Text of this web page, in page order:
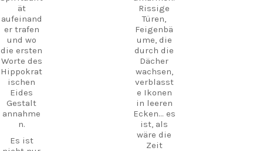
Atmosphä
re, wie
man sie
sonst
nirgendw
o auf Kos
findet.
Schlender
n Sie
durch die
Ruinen,
besuchen
Sie das
kleine
heute
dein
nächstes
Abenteuer
!
#Kos
#VisitKos
#KosIslan
d
#GreekIsl
ands
#TravelGr
eece
Entdecke
ät
aufeinand
er trafen
und wo
die ersten
Worte des
Hippokrat
ischen
Eides
Gestalt
annahme
n.
Es ist
Rissige
Türen,
Feigenbä
ume, die
durch die
Dächer
wachsen,
verblasst
e Ikonen
in leeren
Ecken... es
ist, als
wäre die
Zeit